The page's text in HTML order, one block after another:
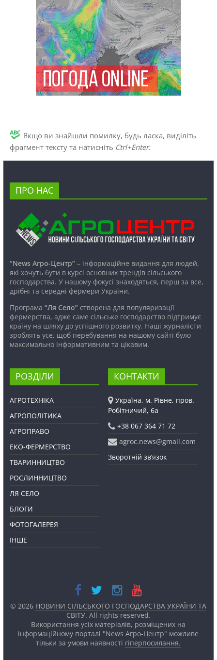
Якщо ви знайшли помилку, будь ласка, виділіть
фрагмент тексту та натисніть Ctrl+Enter.
ПРО НАС
“News Агро-Центр”– інформаційне видання для людей,
які хочуть бути в курсі основних трендів сільського
господарства. У нашому фокусі знаходяться, перш за все,
дрібні та середні фермери України.
Програма “Ля Село”створена для популяризації
фермерства, адже саме сільське господарство підтримує
країну на шляху до успішного розвитку. Наші журналісти
зроблять усе, щоб перебування на нашому сайті було
максимально інформативним та цікавим.
РОЗДІЛИ
АГРОТЕХНІКА
АГРОПОЛІТИКА
АГРОПРАВО
ЕКО-ФЕРМЕРСТВО
ТВАРИННИЦТВО
РОСЛИННИЦТВО
ЛЯ СЕЛО
БЛОГИ
ФОТОГАЛЕРЕЯ
ІНШЕ
КОНТАКТИ
Україна, м. Рівне, пров.
Робітничий, 6а
+38 067 364 71 72
agroc.news@gmail.com
Зворотній зв’язок
© 2026 НОВИНИ СІЛЬСЬКОГО ГОСПОДАРСТВА УКРАЇНИ ТА
СВІТУ. All rights reserved.
Використання усіх матеріалів, розміщених на
інформаційному порталі "News Агро-Центр" можливе
тільки за умови наявності гіперпосилання.